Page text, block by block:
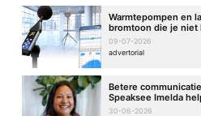
Warmtepompen en
bromtoon die je niet
09-07-2026
advertorial
Betere
Speaksee Imelda
30-06-2026